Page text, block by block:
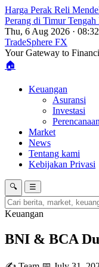
Harga Perak Reli
Perang di Timur
Thu, 6 Aug 2026 · 08:32
TradeSphere FX
Your Gateway to
🏠
Keuangan
Asuransi
Investasi
Market
News
Tentang kami
Kebijakan Privasi
🔍
☰
Keuangan
BNI & BCA